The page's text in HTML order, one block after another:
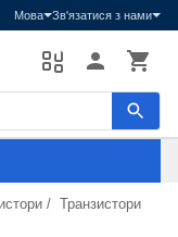
Мова Зв'язатися з нами
/ Транзистори